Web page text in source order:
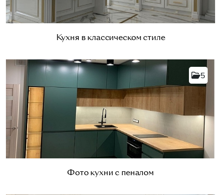
Кухня в классическом стиле
5
Фото кухни с пеналом